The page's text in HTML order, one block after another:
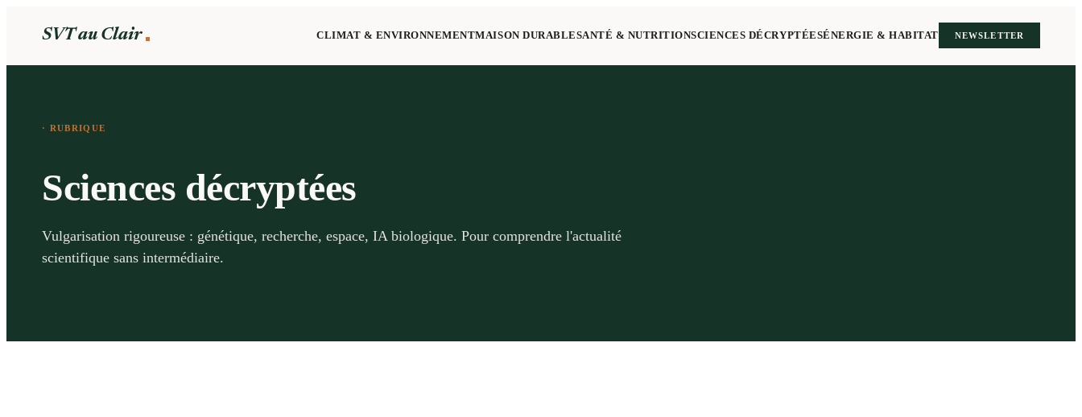
SVT au Clair CLIMAT & ENVIRONNEMENTMAISON DURABLESANTÉ & NUTRITIONSCIENCES DÉCRYPTÉESÉNERGIE & HABITAT NEWSLETTER
· RUBRIQUE
Sciences décryptées
Vulgarisation rigoureuse : génétique, recherche, espace, IA biologique. Pour comprendre l'actualité
scientifique sans intermédiaire.